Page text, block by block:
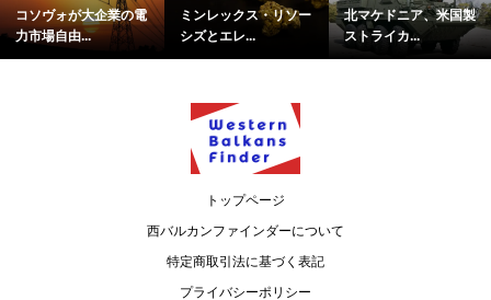
コソヴォが大企業の電
力市場自由...
ミンレックス・リソー
シズとエレ...
北マケドニア、米国製
ストライカ...
トップページ
西バルカンファインダーについて
特定商取引法に基づく表記
プライバシーポリシー